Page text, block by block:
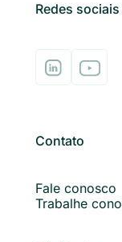
Redes sociais
Contato
Fale conosco
Trabalhe